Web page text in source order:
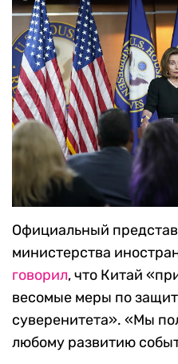
Официальный
министерства
говорил, что Китай «
весомые меры по
суверенитета». «Мы
любому развитию